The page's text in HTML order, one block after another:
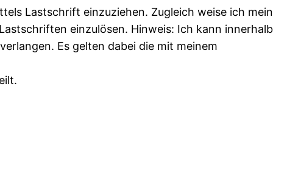
Lastschrift einzuziehen. Zugleich weise ich mein
einzulösen. Hinweis: Ich kann innerhalb
Es gelten dabei die mit meinem